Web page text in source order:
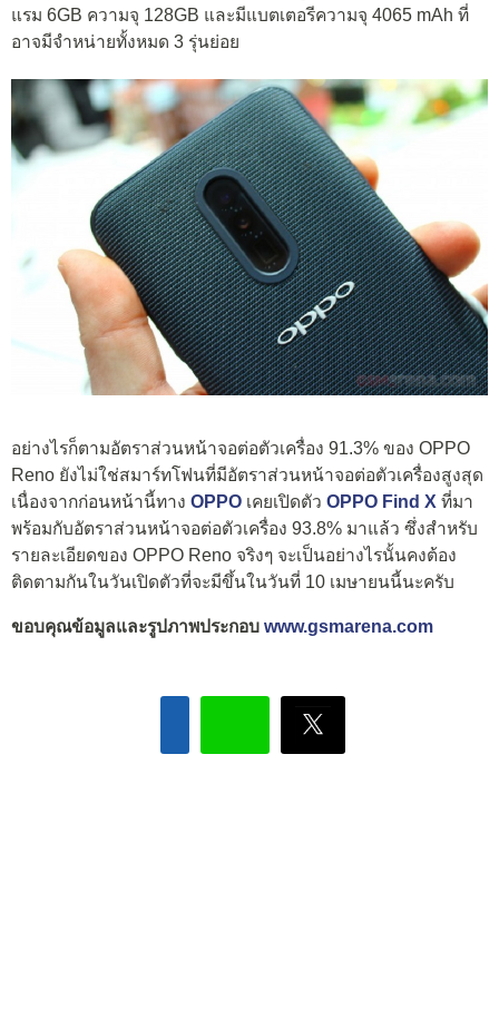
แรม 6GB ความจุ 128GB และมีแบตเตอรีความจุ 4065 mAh ที่
อาจมีจำหน่ายทั้งหมด 3 รุ่นย่อย
อย่างไรก็ตามอัตราส่วนหน้าจอต่อตัวเครื่อง 91.3% ของ OPPO
Reno ยังไม่ใช่สมาร์ทโฟนที่มีอัตราส่วนหน้าจอต่อตัวเครื่องสูงสุด
เนื่องจากก่อนหน้านี้ทาง OPPO เคยเปิดตัว OPPO Find X ที่มา
พร้อมกับอัตราส่วนหน้าจอต่อตัวเครื่อง 93.8% มาแล้ว ซึ่งสำหรับ
รายละเอียดของ OPPO Reno จริงๆ จะเป็นอย่างไรนั้นคงต้อง
ติดตามกันในวันเปิดตัวที่จะมีขึ้นในวันที่ 10 เมษายนนี้นะครับ
ขอบคุณข้อมูลและรูปภาพประกอบ www.gsmarena.com